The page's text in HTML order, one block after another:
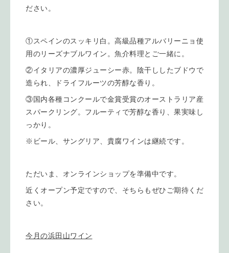
ださい。
①スペインのスッキリ白。高級品種アルバリーニョ使
用のリーズナブルワイン。魚介料理とご一緒に。
②イタリアの濃厚ジューシー赤。陰干ししたブドウで
造られ、ドライフルーツの芳醇な香り。
③国内各種コンクールで金賞受賞のオーストラリア産
スパークリング。フルーティで芳醇な香り、果実味し
っかり。
※ビール、サングリア、貴腐ワインは継続です。
ただいま、オンラインショップを準備中です。
近くオープン予定ですので、そちらもぜひご期待くだ
さい。
今月の浜田山ワイン